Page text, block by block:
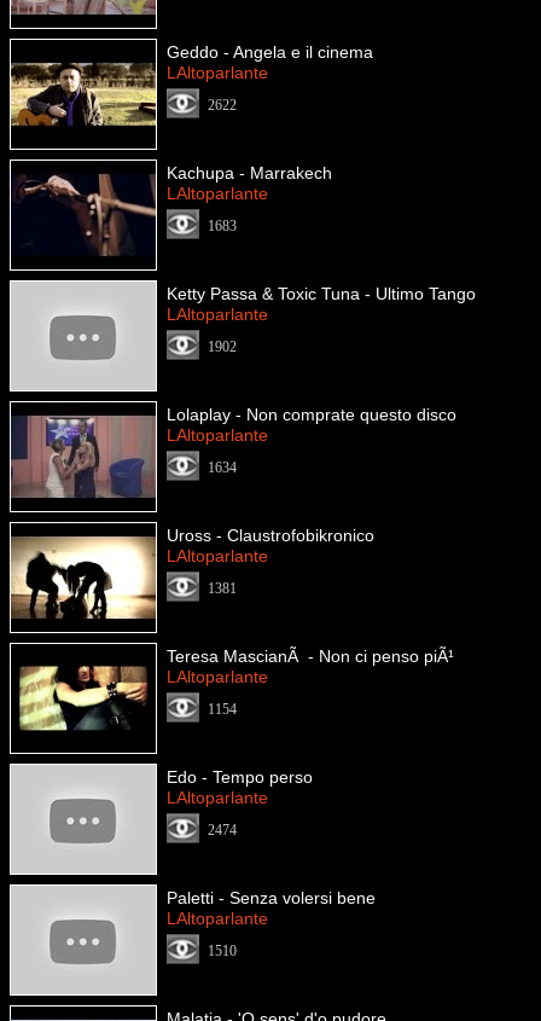
Geddo - Angela e il cinema
LAltoparlante
2622
Kachupa - Marrakech
LAltoparlante
1683
Ketty Passa & Toxic Tuna - Ultimo Tango
LAltoparlante
1902
Lolaplay - Non comprate questo disco
LAltoparlante
1634
Uross - Claustrofobikronico
LAltoparlante
1381
Teresa MascianÃ - Non ci penso piÃ¹
LAltoparlante
1154
Edo - Tempo perso
LAltoparlante
2474
Paletti - Senza volersi bene
LAltoparlante
1510